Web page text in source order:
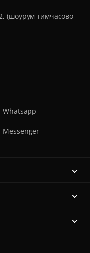
(шоурум тимчасово
Whatsapp
Messenger